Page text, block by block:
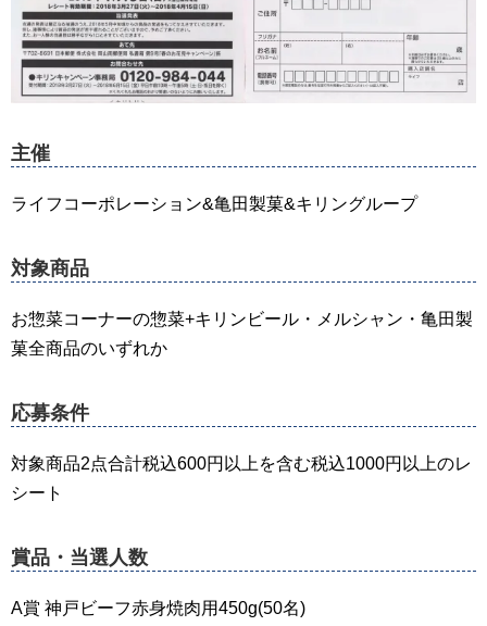
主催
ライフコーポレーション&亀田製菓&キリングループ
対象商品
お惣菜コーナーの惣菜+キリンビール・メルシャン・亀田製
菓全商品のいずれか
応募条件
対象商品2点合計税込600円以上を含む税込1000円以上のレ
シート
賞品・当選人数
A賞 神戸ビーフ赤身焼肉用450g(50名)